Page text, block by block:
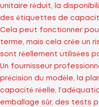
unitaire réduit, la
des étiquettes de
Cela peut fonctionner
terme, mais cela crée un
sont réellement utilisées
Un fournisseur
précision du modèle, la
capacité réelle,
emballage sûr, des tests